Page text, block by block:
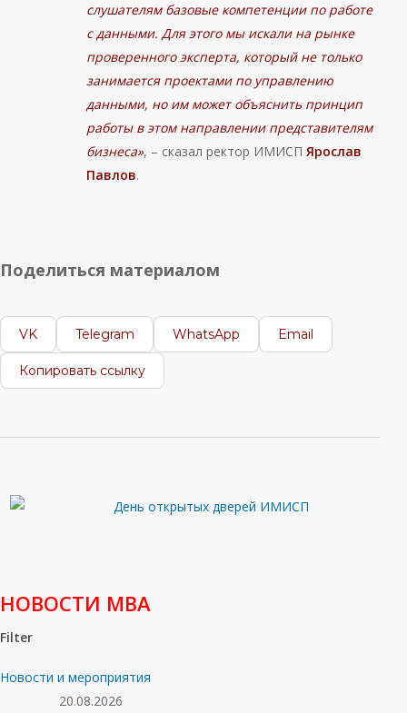
слушателям базовые компетенции по работе
с данными. Для этого мы искали на рынке
проверенного эксперта, который не только
занимается проектами по управлению
данными, но им может объяснить принцип
работы в этом направлении представителям
бизнеса», – сказал ректор ИМИСП Ярослав
Павлов.
Поделиться материалом
VK Telegram WhatsApp Email
Копировать ссылку
НОВОСТИ МВА
Filter
Новости и мероприятия
20.08.2026